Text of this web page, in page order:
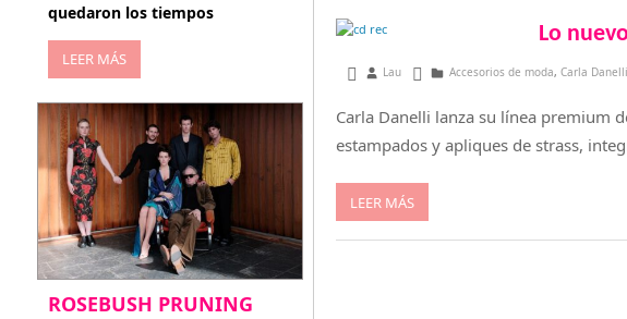
Lo
octubre 23, 2013
Lau Accesorios de moda, Carla Danelli
Carla Danelli lanza su línea premium
estampados y apliques de strass,
LEER MÁS
quedaron los tiempos
LEER MÁS
ROSEBUSH PRUNING